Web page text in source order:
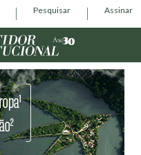
Pesquisar Assinar